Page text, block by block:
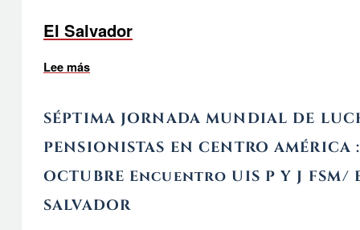
El Salvador
Lee más
SÉPTIMA JORNADA MUNDIAL DE
PENSIONISTAS EN CENTRO AMÉRICA :
OCTUBRE Encuentro UIS P Y J FSM/
SALVADOR